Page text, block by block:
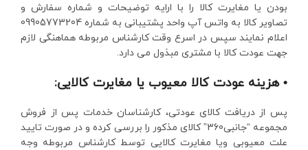
بودن یا مغایرت کالا را با ارایه توضیحات و شماره سفارش و
تصاویر کالا به واتس آپ واحد پشتیبانی به شماره 09905773204
اعلام نمایند سپس در اسرع وقت کارشناس مربوطه هماهنگی لازم
جهت عودت کالا با مشتری مبذول می دارد.
• هزینه عودت کالا معیوب یا مغایرت کالایی:
پس از دریافت کالای عودتی، کارشناسان خدمات پس از فروش
مجموعه “جانبی360” کالای مذکور را بررسی کرده و در صورت تایید
علت معیوبی ویا مغایرت کالایی توسط کارشناس مربوطه وجه